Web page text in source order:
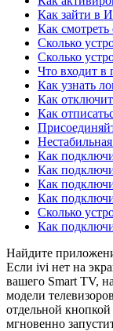
Как зайти в
Как
Сколько
Сколько
Что входит в
Как узнать
Как
Как
Как
Как
Как
Как
Сколько
Как
Найдите
Если ivi нет на
вашего Smart TV,
модели
отдельной
мгновенно